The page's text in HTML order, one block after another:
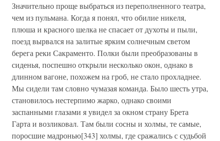
Значительно проще выбраться из переполненного театра,
чем из пульмана. Когда я понял, что обилие никеля,
плюша и красного шелка не спасает от духоты и пыли,
поезд вырвался на залитые ярким солнечным светом
берега реки Сакраменто. Полки были преобразованы в
сиденья, поспешно открыли несколько окон, однако в
длинном вагоне, похожем на гроб, не стало прохладнее.
Мы сидели там словно чумазая команда. Было шесть утра,
становилось нестерпимо жарко, однако своими
заспанными глазами я увидел за окном страну Брета
Гарта и возликовал. Там были сосны и холмы, те самые,
поросшие мадронью[343] холмы, где сражались с судьбой